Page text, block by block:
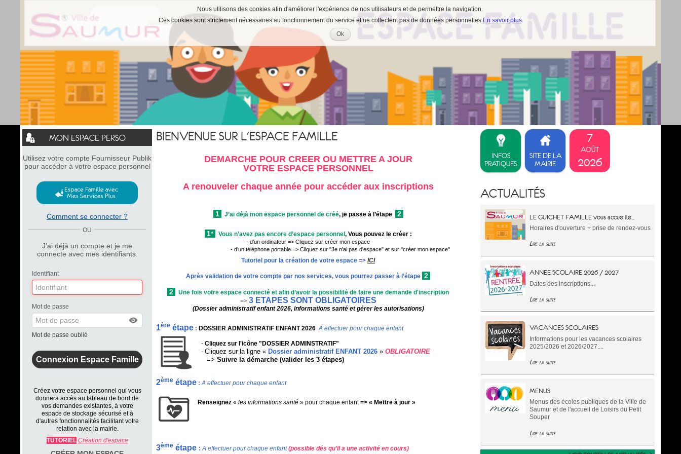
Nous utilisons des cookies afin d'améliorer l'expérience de nos utilisateurs et de permettre la navigation.
Ces cookies sont strictement nécessaires au fonctionnement du service et ne collectent pas de données personnelles.En savoir plus
Ok
Accepter
Liste
des
avertissements
MON ESPACE PERSO
Utilisez votre compte Fournisseur Publik
pour accéder à votre espace personnel
Espace Famille avec
Mes Services Plus
Comment se connecter ?
OU
J'ai déjà un compte et je me
connecte avec mes identifiants.
Identifiant
Mot de passe
Mot de passe oublié
Créez votre espace personnel qui vous
donnera accès au tableau de bord de
vos demandes existantes, à votre
espace de stockage sécurisé et à
d'autres fonctionnalités facilitant votre
relation avec la mairie.
TUTORIEL Création d'espace
INFOS
PRATIQUES
SITE DE LA
MAIRIE
7
AOÛT
2026
BIENVENUE SUR L'ESPACE FAMILLE
DEMARCHE POUR CREER OU METTRE A JOUR
VOTRE ESPACE PERSONNEL
A renouveler chaque année pour accéder aux inscriptions
1 J’ai déjà mon espace personnel de créé, je passe à l’étape 2
1* Vous n’avez pas encore d’espace personnel, Vous pouvez le créer:
- d’un ordinateur => Cliquez sur créer mon espace
- d’un téléphone portable => Cliquez sur "Je n'ai pas d'espace" et sur "créer mon espace"
Tutoriel pour la création de votre espace => ICI
Après validation de votre compte par nos services, vous pourrez passer à l’étape 2
2
Une fois votre espace connecté et afin d’avoir la possibilité de faire une demande d'inscription
=> 3 ETAPES SONT OBLIGATOIRES
(Dossier administratif enfant 2026, informationssanté et gérer les autorisations)
1ère étape : DOSSIER ADMINISTRATIF ENFANT 2026A effectuer pour chaque enfant
- Cliquez sur l'icône "DOSSIER ADMINSTRATIF"
- Cliquez sur la ligne « Dossier administratif ENFANT 2026 » OBLIGATOIRE
=> Suivre la démarche (valider les 3 étapes)
2ème étape :A effectuer pour chaque enfant
Renseignez « les informations santé » pour chaque enfant=> « Mettre à jour »
3ème étape :A effectuer pour chaque enfant (possible dés qu’il a une activité en cours)
ACTUALITÉS
LE GUICHET FAMILLE vous accueille...
Horaires d'ouverture + prise de rendez-vous
Lire la suite
ANNEE SCOLAIRE 2026 / 2027
Dates des inscriptions...
Lire la suite
VACANCES SCOLAIRES
Informations pour les vacances scolaires
2025/2026 et 2026/2027....
Lire la suite
MENUS
Menus des écoles publiques de la Ville de
Saumur et de l'accueil de Loisirs du Petit
Souper
Lire la suite